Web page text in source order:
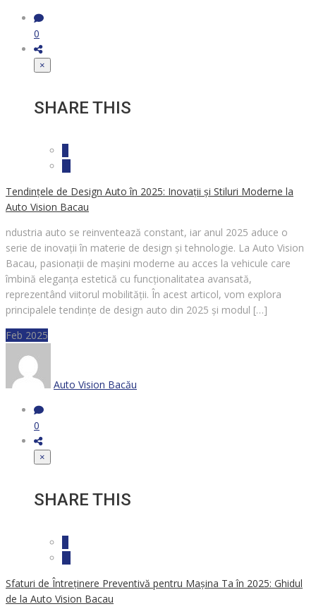
0
×
SHARE THIS
Tendințele de Design Auto în 2025: Inovații și Stiluri Moderne la
Auto Vision Bacau
ndustria auto se reinventează constant, iar anul 2025 aduce o
serie de inovații în materie de design și tehnologie. La Auto Vision
Bacau, pasionații de mașini moderne au acces la vehicule care
îmbină eleganța estetică cu funcționalitatea avansată,
reprezentând viitorul mobilității. În acest articol, vom explora
principalele tendințe de design auto din 2025 și modul […]
Feb 2025
Auto Vision Bacău
0
×
SHARE THIS
Sfaturi de Întreținere Preventivă pentru Mașina Ta în 2025: Ghidul
de la Auto Vision Bacau